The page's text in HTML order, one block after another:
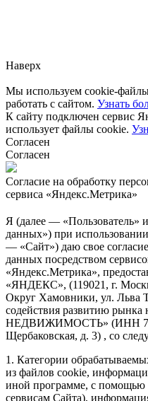
Наверх
Мы используем cookie-
работать с сайтом. Узнать
К сайту подключен сервис
использует файлы cookie.
Согласен
Согласен
Согласие на обработку
сервиса «Яндекс.Метрика»
Я (далее — «Пользователь»
данных») при
— «Сайт») даю свое
данных посредством
«Яндекс.Метрика»,
«ЯНДЕКС», (119021, г.
Округ Хамовники, ул. Льва
содействия развитию
НЕДВИЖИМОСТЬ» (ИНН
Щербаковская, д. 3) , со
1. Категории
из файлов cookie,
иной программе, с помощью
сервисам Сайта),